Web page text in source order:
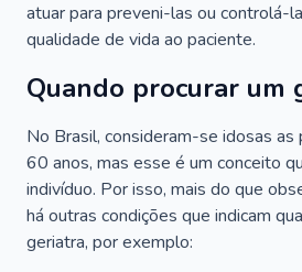
atuar para preveni-las ou controlá-
qualidade de vida ao paciente.
Quando procurar um
No Brasil, consideram-se idosas
60 anos, mas esse é um conceito
indivíduo. Por isso, mais do que
há outras condições que indicam
geriatra, por exemplo: